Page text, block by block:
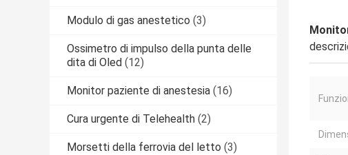
Modulo di gas anestetico (3)
Ossimetro di impulso della punta delle
dita di Oled (12)
Monitor paziente di anestesia (16)
Cura urgente di Telehealth (2)
Morsetti della ferrovia del letto (3)